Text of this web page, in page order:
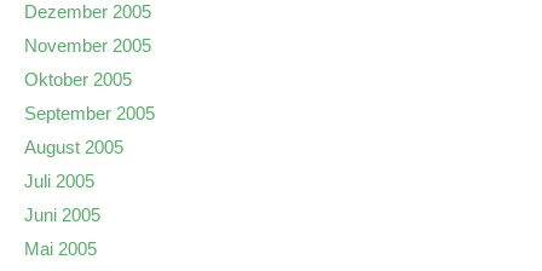
Dezember 2005
November 2005
Oktober 2005
September 2005
August 2005
Juli 2005
Juni 2005
Mai 2005